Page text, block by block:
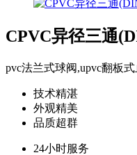
CPVC异径三通
pvc法兰式球阀,upvc翻板
技术精湛
外观精美
品质超群
24小时服务